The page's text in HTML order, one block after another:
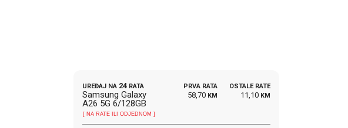
UREĐAJ NA 24 RATA
Samsung Galaxy
A26 5G 6/128GB
[ NA RATE ILI ODJEDNOM ]
PRVA RATA
58,70 KM
OSTALE RATE
11,10 KM